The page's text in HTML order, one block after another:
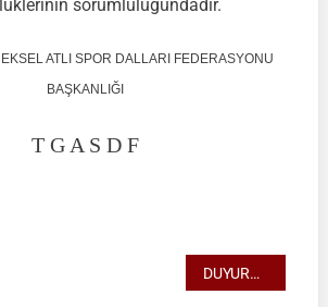
sorumluluğundadır.
ATLI SPOR DALLARI FEDERASYONU
BAŞKANLIĞI
T G A S D F
DUYURU | TGASDF 2025 Atlı Okçuluk Türkiye Şampiyonası Yarı Final Müsabakaları | 09-10 Ağustos 2025 |